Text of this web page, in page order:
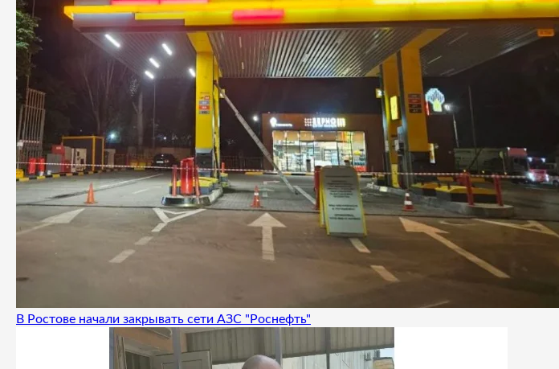
В Ростове начали закрывать сети АЗС "Роснефть"